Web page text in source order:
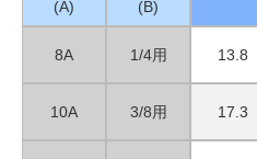
(A)
(B)
8A 1/4用 13.8
10A 3/8用 17.3